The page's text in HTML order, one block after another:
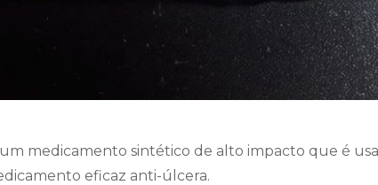
medicamento sintético de alto impacto que é
eficaz anti-úlcera.